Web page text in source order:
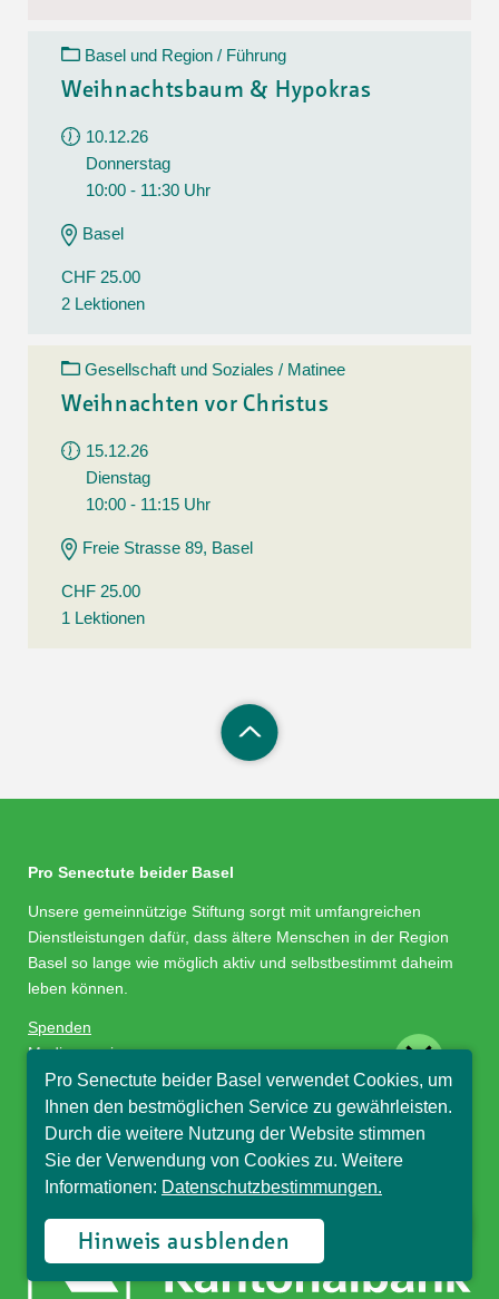
Basel und Region / Führung
Weihnachtsbaum & Hypokras
10.12.26
Donnerstag
10:00 - 11:30 Uhr
Basel
CHF 25.00
2 Lektionen
Gesellschaft und Soziales / Matinee
Weihnachten vor Christus
15.12.26
Dienstag
10:00 - 11:15 Uhr
Freie Strasse 89, Basel
CHF 25.00
1 Lektionen
Pro Senectute beider Basel
Unsere gemeinnützige Stiftung sorgt mit umfangreichen
Dienstleistungen dafür, dass ältere Menschen in der Region
Basel so lange wie möglich aktiv und selbstbestimmt daheim
leben können.
Spenden
Medienservice
Stellenangebote
Impressum/Datenschutz
Sponsor
Pro Senectute beider Basel verwendet Cookies, um
Ihnen den bestmöglichen Service zu gewährleisten.
Durch die weitere Nutzung der Website stimmen
Sie der Verwendung von Cookies zu. Weitere
Informationen: Datenschutzbestimmungen.
Hinweis ausblenden
Hallo, ich bin Sophia und
beantworte gerne Ihre
Fragen.
close